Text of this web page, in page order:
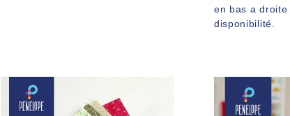
en bas a
disponibilité.